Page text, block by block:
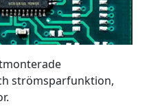
strömsparfunktion,